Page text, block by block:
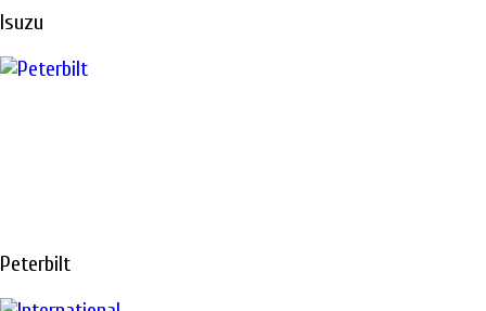
Isuzu
Peterbilt